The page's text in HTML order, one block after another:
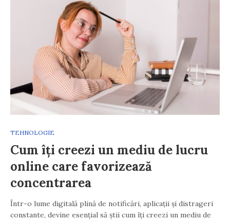
TEHNOLOGIE
Cum îți creezi un mediu de lucru
online care favorizează
concentrarea
Într-o lume digitală plină de notificări, aplicații și distrageri
constante, devine esențial să știi cum îți creezi un mediu de